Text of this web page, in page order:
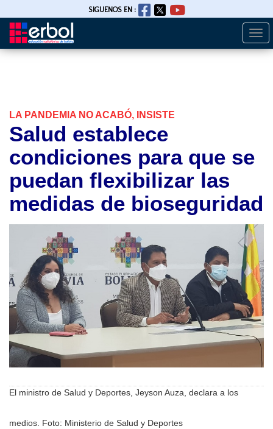
Pasar
SIGUENOS EN :
LA PANDEMIA NO ACABÓ, INSISTE
Salud establece
condiciones para que se
puedan flexibilizar las
medidas de bioseguridad
El ministro de Salud y Deportes, Jeyson Auza, declara a los
medios. Foto: Ministerio de Salud y Deportes